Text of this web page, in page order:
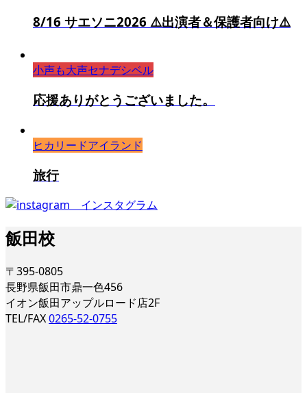
8/16 サエソニ2026 ⚠️出演者＆保護者向け⚠️
小声も大声セナデシベル
応援ありがとうございました。
ヒカリードアイランド
旅行
飯田校
〒395-0805
長野県飯田市鼎一色456
イオン飯田アップルロード店2F
TEL/FAX0265-52-0755